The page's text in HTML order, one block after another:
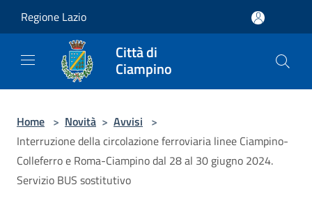
Regione Lazio
Città di
Ciampino
Home > Novità > Avvisi >
Interruzione della circolazione ferroviaria linee Ciampino-
Colleferro e Roma-Ciampino dal 28 al 30 giugno 2024.
Servizio BUS sostitutivo